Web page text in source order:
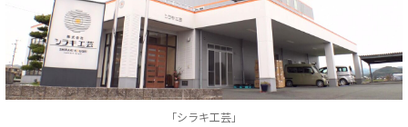
「シラキ工芸」